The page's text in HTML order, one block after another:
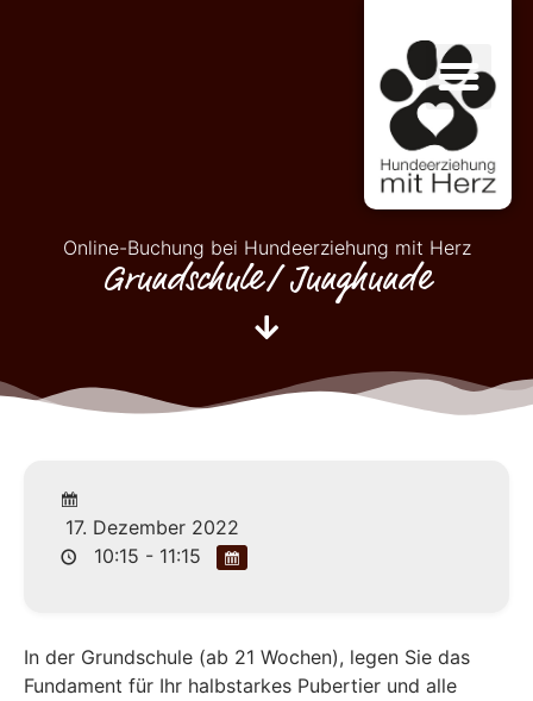
Online-Buchung bei Hundeerziehung mit Herz
Grundschule/ Junghunde
17. Dezember 2022
10:15 - 11:15
In der Grundschule (ab 21 Wochen), legen Sie das
Fundament für Ihr halbstarkes Pubertier und alle